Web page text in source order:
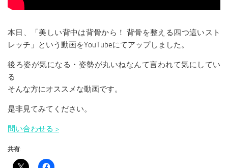
本日、「美しい背中は背骨から！ 背骨を整える四つ這いスト
レッチ」という動画をYouTubeにてアップしました。
後ろ姿が気になる・姿勢が丸いねなんて言われて気にしてい
る
そんな方にオススメな動画です。
是非見てみてください。
問い合わせる >
共有: